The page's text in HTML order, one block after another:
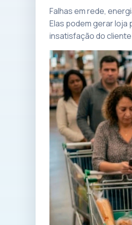
Falhas em rede,
Elas podem gerar loja
insatisfação do